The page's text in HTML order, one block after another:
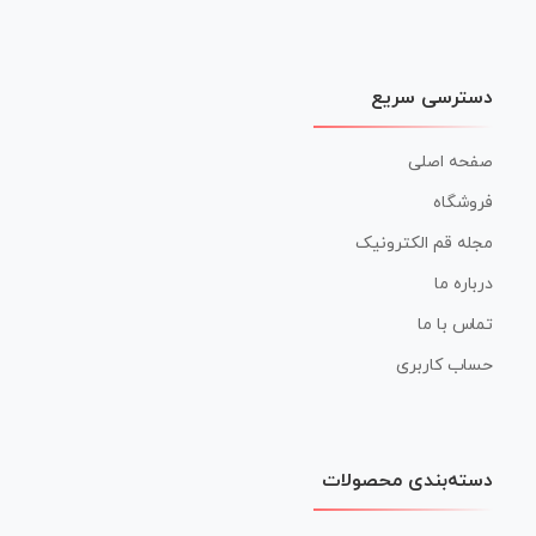
دسترسی سریع
صفحه اصلی
فروشگاه
مجله قم الکترونیک
درباره ما
تماس با ما
حساب کاربری
دسته‌بندی محصولات